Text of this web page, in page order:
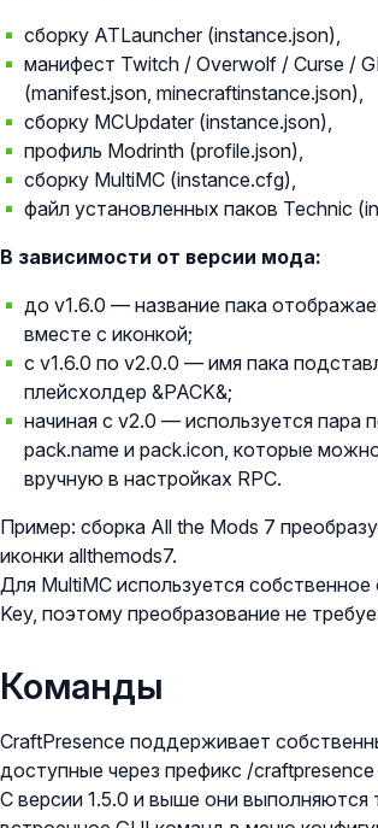
сборку ATLauncher (instance.json),
манифест Twitch / Overwolf / Curse /
(manifest.json, minecraftinstance.json),
сборку MCUpdater (instance.json),
профиль Modrinth (profile.json),
сборку MultiMC (instance.cfg),
файл установленных паков Technic
В зависимости от версии мода:
до v1.6.0 — название пака
вместе с иконкой;
с v1.6.0 по v2.0.0 — имя пака
плейсхолдер &PACK&;
начиная с v2.0 — используется пара
pack.name и pack.icon, которые
вручную в настройках RPC.
Пример: сборка All the Mods 7
иконки allthemods7.
Для MultiMC используется
Key, поэтому преобразование не
Команды
CraftPresence поддерживает
доступные через префикс /
С версии 1.5.0 и выше они выполняются